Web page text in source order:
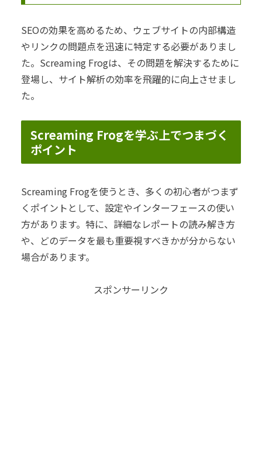
SEOの効果を高めるため、ウェブサイトの内部構造
やリンクの問題点を迅速に特定する必要がありまし
た。Screaming Frogは、その問題を解決するために
登場し、サイト解析の効率を飛躍的に向上させまし
た。
Screaming Frogを学ぶ上でつまづく
ポイント
Screaming Frogを使うとき、多くの初心者がつまず
くポイントとして、設定やインターフェースの使い
方があります。特に、詳細なレポートの読み解き方
や、どのデータを最も重要視すべきかが分からない
場合があります。
スポンサーリンク